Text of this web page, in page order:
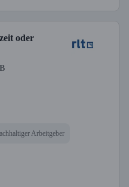
oder
Arbeitgeber